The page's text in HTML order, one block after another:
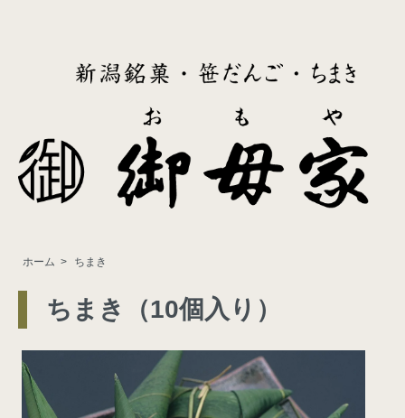
ホーム > ちまき
ちまき（10個入り）